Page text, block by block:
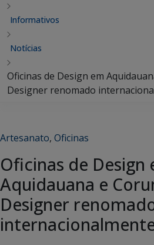
Informativos
Notícias
Oficinas de Design em
Designer renomado
Artesanato, Oficinas
Oficinas de Design
Aquidauana e
Designer